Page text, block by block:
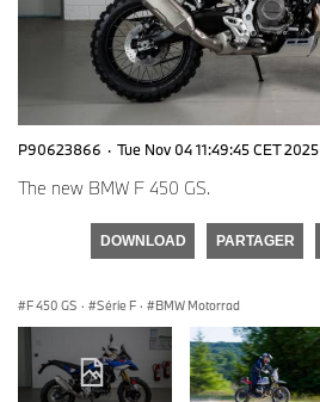
P90623866 · Tue Nov 04 11:49:45 CET 2025
The new BMW F 450 GS.
DOWNLOAD PARTAGER
F 450 GS · Série F · BMW Motorrad